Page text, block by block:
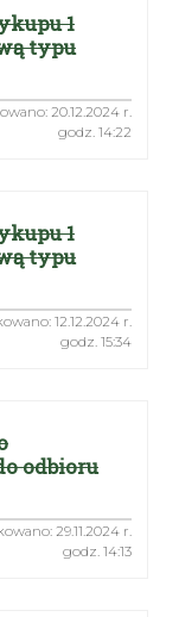
1
typu
20.12.2024 r.
godz. 14:22
1
typu
12.12.2024 r.
godz. 15:34
odbioru
29.11.2024 r.
godz. 14:13